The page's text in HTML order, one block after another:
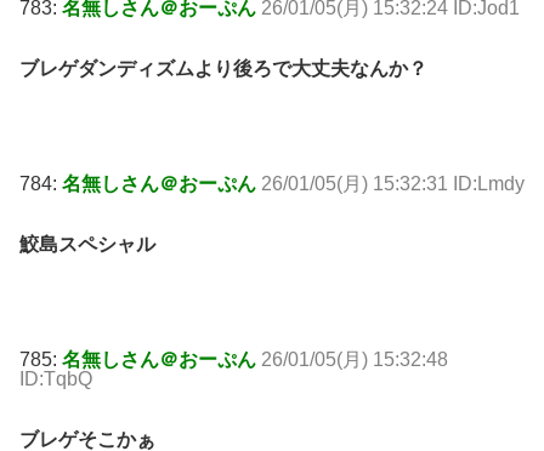
783: 名無しさん＠おーぷん 26/01/05(月) 15:32:24 ID:Jod1
ブレゲダンディズムより後ろで大丈夫なんか？
784: 名無しさん＠おーぷん 26/01/05(月) 15:32:31 ID:Lmdy
鮫島スペシャル
785: 名無しさん＠おーぷん 26/01/05(月) 15:32:48
ID:TqbQ
ブレゲそこかぁ